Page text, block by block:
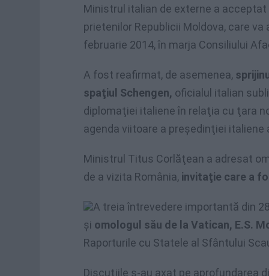
Ministrul italian de externe a
prietenilor Republicii Moldova, care
februarie 2014, în marja Consiliului
A fost reafirmat, de asemenea,
spaţiul Schengen, oficialul italian
diplomaţiei italiene în relaţia cu ţara
agenda viitoare a preşedinţiei italiene
Ministrul Titus Corlăţean a adresat
de a vizita România, invitaţie care a
A treia întrevedere importantă din
şi omologul său de la Vatican, E.S.
Raporturile cu Statele al Sfântului
Discuţiile s-au axat pe aprofundarea